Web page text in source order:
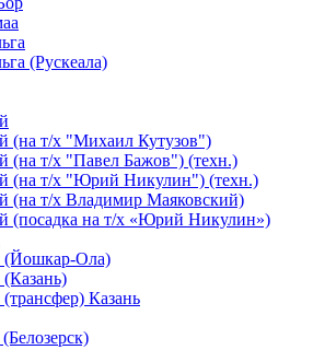
(Рускеала)
(на т/х "Михаил Кутузов")
(на т/х "Павел Бажов") (техн.)
(на т/х "Юрий Никулин") (техн.)
(на т/х Владимир Маяковский)
(посадка на т/х «Юрий Никулин»)
(Йошкар-Ола)
Казань